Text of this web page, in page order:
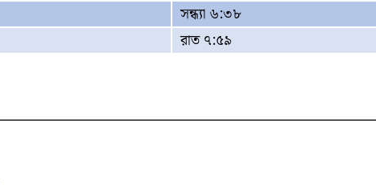
সন্ধ্যা ৬:৩৮
রাত ৭:৫৯